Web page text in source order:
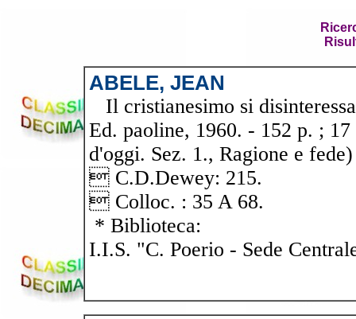
ABELE, JEAN
Il cristianesimo si
Ed. paoline, 1960. - 152 p. ;
d'oggi. Sez. 1., Ragione e
 C.D.Dewey: 215.
 Colloc. : 35 A 68.
* Biblioteca:
I.I.S. "C. Poerio - Sede